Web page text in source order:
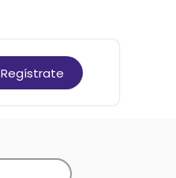
Regístrate